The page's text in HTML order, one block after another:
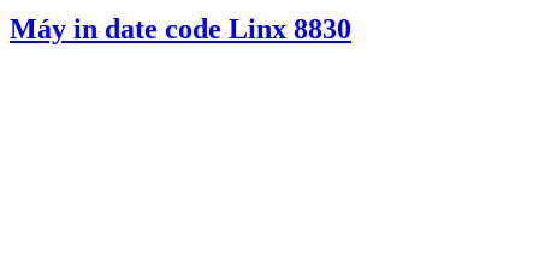
Máy in date code Linx 8830